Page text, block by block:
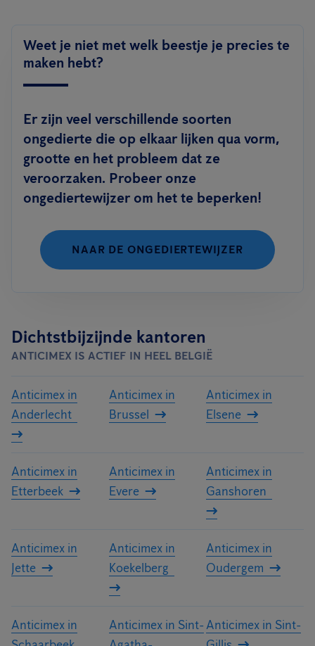
Weet je niet met welk beestje je precies te
maken hebt?
Er zijn veel verschillende soorten
ongedierte die op elkaar lijken qua vorm,
grootte en het probleem dat ze
veroorzaken. Probeer onze
ongediertewijzer om het te beperken!
NAAR DE ONGEDIERTEWIJZER
Dichtstbijzijnde kantoren
ANTICIMEX IS ACTIEF IN HEEL BELGIË
Anticimex in
Anderlecht
Anticimex in
Brussel
Anticimex in
Elsene
Anticimex in
Etterbeek
Anticimex in
Evere
Anticimex in
Ganshoren
Anticimex in
Jette
Anticimex in
Koekelberg
Anticimex in
Oudergem
Anticimex in
Anticimex in Sint-Anticimex in Sint-